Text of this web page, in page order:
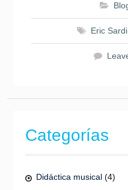
Eric
Categorías
Didáctica musical(4)